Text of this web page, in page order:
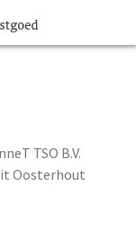
TSO B.V.
Oosterhout